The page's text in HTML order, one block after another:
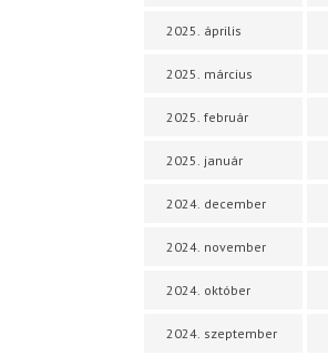
2025. április
2025. március
2025. február
2025. január
2024. december
2024. november
2024. október
2024. szeptember